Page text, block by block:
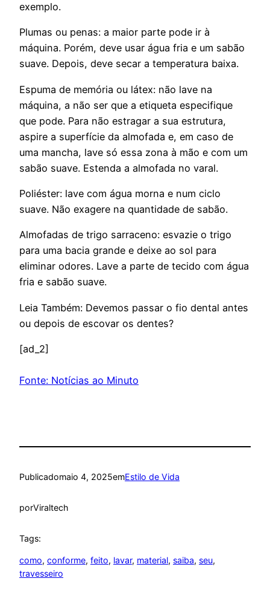
exemplo.
Plumas ou penas: a maior parte pode ir à
máquina. Porém, deve usar água fria e um sabão
suave. Depois, deve secar a temperatura baixa.
Espuma de memória ou látex: não lave na
máquina, a não ser que a etiqueta especifique
que pode. Para não estragar a sua estrutura,
aspire a superfície da almofada e, em caso de
uma mancha, lave só essa zona à mão e com um
sabão suave. Estenda a almofada no varal.
Poliéster: lave com água morna e num ciclo
suave. Não exagere na quantidade de sabão.
Almofadas de trigo sarraceno: esvazie o trigo
para uma bacia grande e deixe ao sol para
eliminar odores. Lave a parte de tecido com água
fria e sabão suave.
Leia Também: Devemos passar o fio dental antes
ou depois de escovar os dentes?
[ad_2]
Fonte: Notícias ao Minuto
Publicadomaio 4, 2025emEstilo de Vida
porViraltech
Tags:
como, conforme, feito, lavar, material, saiba, seu
travesseiro